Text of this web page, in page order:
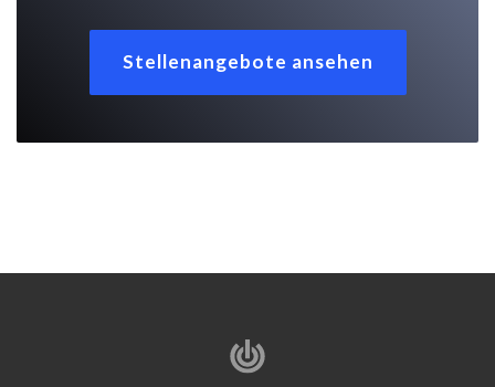
Stellenangebote ansehen